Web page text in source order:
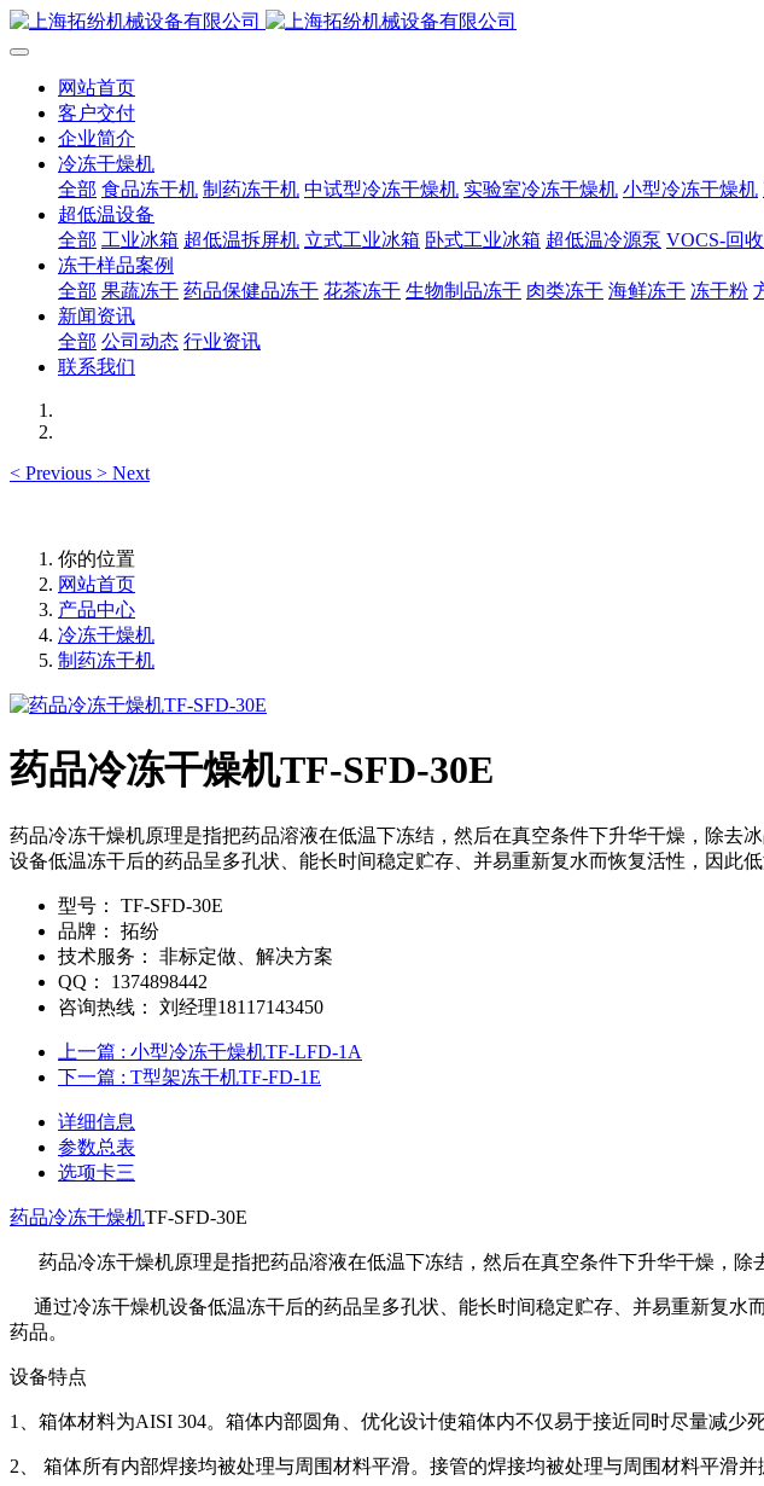
网站首页
客户交付
企业简介
冷冻干燥机
全部 食品冻干机 制药冻干机 中试型冷冻干燥机 实验室冷冻干燥机 小型冷冻干燥机
超低温设备
全部 工业冰箱 超低温拆屏机 立式工业冰箱 卧式工业冰箱 超低温冷源泵 VOCS-回
冻干样品案例
全部 果蔬冻干 药品保健品冻干 花茶冻干 生物制品冻干 肉类冻干 海鲜冻干 冻干粉
新闻资讯
全部 公司动态 行业资讯
联系我们
< Previous > Next
你的位置
网站首页
产品中心
冷冻干燥机
制药冻干机
药品冷冻干燥机TF-SFD-30E
药品冷冻干燥机原理是指把药品溶液在低温下冻结，然后在真空条件下升华干燥，除
设备低温冻干后的药品呈多孔状、能长时间稳定贮存、并易重新复水而恢复活性，因此
型号：
TF-SFD-30E
品牌：
拓纷
技术服务：
非标定做、解决方案
QQ：
1374898442
咨询热线：
刘经理18117143450
上一篇 : 小型冷冻干燥机TF-LFD-1A
下一篇 : T型架冻干机TF-FD-1E
详细信息
参数总表
选项卡三
药品冷冻干燥机TF-SFD-30E
药品冷冻干燥机原理是指把药品溶液在低温下冻结，然后在真空条件下升华干燥，除
通过冷冻干燥机设备低温冻干后的药品呈多孔状、能长时间稳定贮存、并易重新复水
药品。
设备特点
1、箱体材料为AISI 304。箱体内部圆角、优化设计使箱体内不仅易于接近同时尽量减少
2、 箱体所有内部焊接均被处理与周围材料平滑。接管的焊接均被处理与周围材料平滑并